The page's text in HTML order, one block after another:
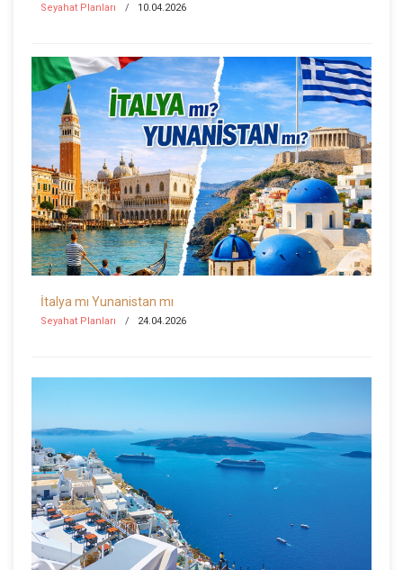
Seyahat Planları 10.04.2026
İtalya mı Yunanistan mı
Seyahat Planları 24.04.2026